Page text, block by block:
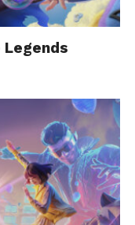
Legends